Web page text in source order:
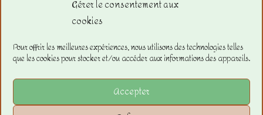
Gérer le consentement aux
cookies
Pour offrir les meilleures expériences, nous utilisons des technologies telles
que les cookies pour stocker et/ou accéder aux informations des appareils.
Accepter
Menu.
La boutique
Les Conditions Générales de ventes
Les Mentions Légales